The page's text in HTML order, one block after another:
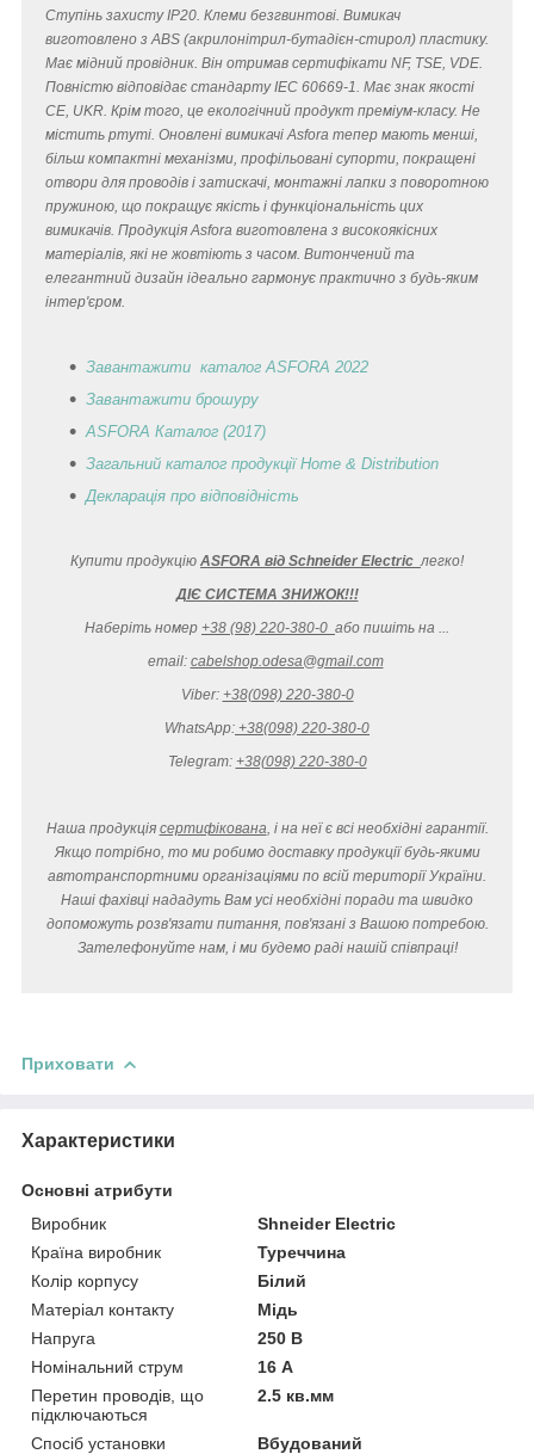
Ступінь захисту IP20. Клеми безгвинтові. Вимикач
виготовлено з ABS (акрилонітрил-бутадієн-стирол) пластику.
Має мідний провідник. Він отримав сертифікати NF, TSE, VDE.
Повністю відповідає стандарту IEC 60669-1. Має знак якості
CE, UKR. Крім того, це екологічний продукт преміум-класу. Не
містить ртуті. Оновлені вимикачі Asfora тепер мають менші,
більш компактні механізми, профільовані супорти, покращені
отвори для проводів і затискачі, монтажні лапки з поворотною
пружиною, що покращує якість і функціональність цих
вимикачів. Продукція Asfora виготовлена з високоякісних
матеріалів, які не жовтіють з часом. Витончений та
елегантний дизайн ідеально гармонує практично з будь-яким
інтер'єром.
Завантажити каталог ASFORA 2022
Завантажити брошуру
ASFORA Каталог (2017)
Загальний каталог продукції Home & Distribution
Декларація про відповідність
Купити продукцію ASFORA від Schneider Electric легко!
ДІЄ СИСТЕМА ЗНИЖОК!!!
Наберіть номер +38 (98) 220-380-0 або пишіть на ...
email: cabelshop.odesa@gmail.com
Viber: +38(098) 220-380-0
WhatsApp: +38(098) 220-380-0
Telegram: +38(098) 220-380-0
Наша продукція сертифікована , і на неї є всі необхідні гарантії.
Якщо потрібно, то ми робимо доставку продукції будь-якими
автотранспортними організаціями по всій території України.
Наші фахівці нададуть Вам усі необхідні поради та швидко
допоможуть розв'язати питання, пов'язані з Вашою потребою.
Зателефонуйте нам, і ми будемо раді нашій співпраці!
Приховати
Характеристики
Основні атрибути
Виробник
Shneider Electric
Країна виробник
Туреччина
Колір корпусу
Білий
Матеріал контакту
Мідь
Напруга
250 В
Номінальний струм
16 А
Перетин проводів, що
підключаються
2.5 кв.мм
Спосіб установки
Вбудований